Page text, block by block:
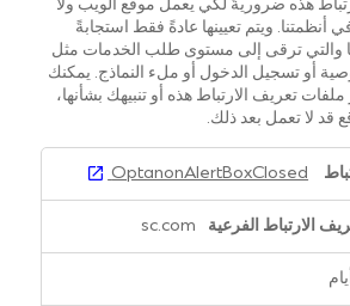
هذه ضروريةً لكي يعمل موقع الويب ولا
أنظمتنا. ويتم تعيينها عادةً فقط استجابةً
والتي ترقى إلى مستوى طلب الخدمات مثل
أو تسجيل الدخول أو ملء النماذج. يمكنك
تعريف الارتباط هذه أو تنبيهك بشأنها،
قد لا تعمل بعد ذلك.
OptanonAlertBoxClosed
sc.com